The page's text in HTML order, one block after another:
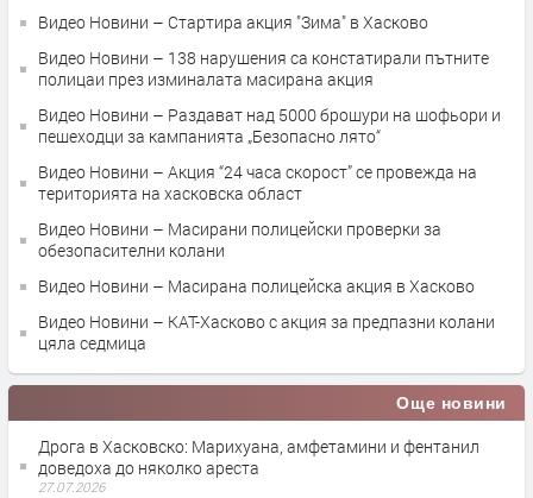
Видео Новини – Стартира акция "Зима" в Хасково
Видео Новини – 138 нарушения са констатирали пътните
полицаи през изминалата масирана акция
Видео Новини – Раздават над 5000 брошури на шофьори и
пешеходци за кампанията „Безопасно лято“
Видео Новини – Акция “24 часа скорост” се провежда на
територията на хасковска област
Видео Новини – Масирани полицейски проверки за
обезопасителни колани
Видео Новини – Масирана полицейска акция в Хасково
Видео Новини – КАТ-Хасково с акция за предпазни колани
цяла седмица
Още новини
Дрога в Хасковско: Марихуана, амфетамини и фентанил
доведоха до няколко ареста
27.07.2026